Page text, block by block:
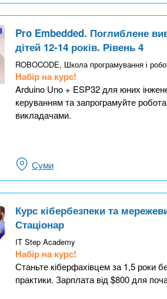
Pro Embedded. Поглиблене
дітей 12-14 років. Рівень 4
ROBOCODE, Школа програмування і
Набір на курс!
Arduino Uno + ESP32 для юних
керуванням та запрограмуйте
викладачами.
Суми
Курс кібербезпеки та
Стаціонар
IT Step Academy
Набір на курс!
Станьте кіберфахівцем за 1,5 роки
практики. Зарплата від $800 для